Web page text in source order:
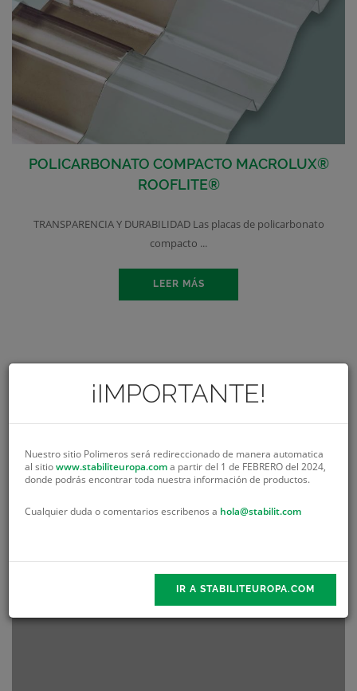
POLICARBONATO COMPACTO MACROLUX®
ROOFLITE®
TRANSPARENCIA Y DURABILIDAD Las placas de policarbonato
compacto ...
LEER MÁS
¡IMPORTANTE!
Nuestro sitio Polimeros será redireccionado de manera automatica
al sitiowww.stabiliteuropa.coma partir del 1 de FEBRERO del 2024,
donde podrás encontrar toda nuestra información de productos.
Cualquier duda o comentarios escribenos a hola@stabilit.com
IR A STABILITEUROPA.COM